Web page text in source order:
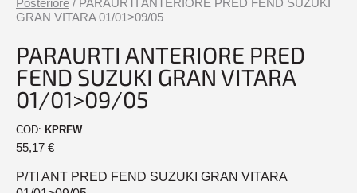
GRAN VITARA 01/01>09/05
PARAURTI ANTERIORE PRED
FEND SUZUKI GRAN VITARA
01/01>09/05
COD: KPRFW
55,17 €
P/TI ANT PRED FEND SUZUKI GRAN VITARA